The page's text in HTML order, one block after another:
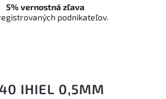
IHIEL 0,5MM
5% vernostná zľava
podnikateľov.